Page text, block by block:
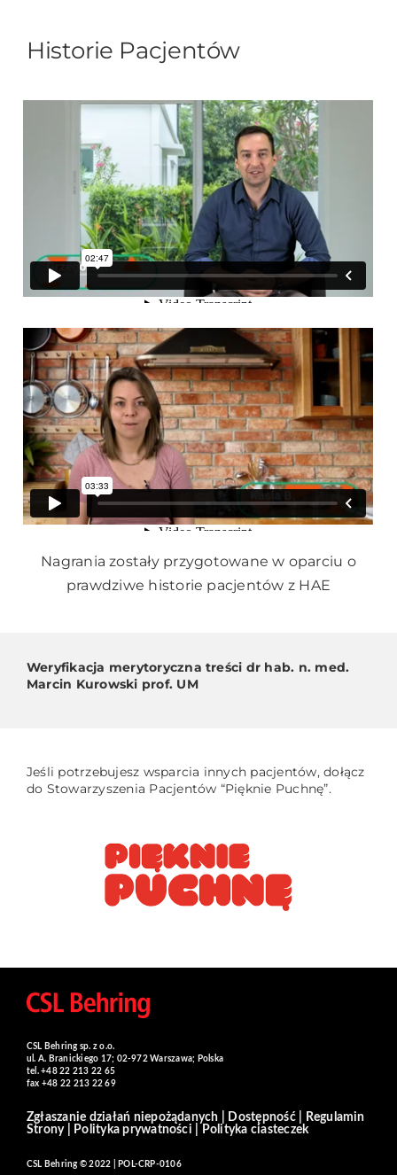
Historie Pacjentów
Nagrania zostały przygotowane w oparciu o
prawdziwe historie pacjentów z HAE
Weryfikacja merytoryczna treści dr hab. n. med.
Marcin Kurowski prof. UM
Jeśli potrzebujesz wsparcia innych pacjentów, dołącz
do Stowarzyszenia Pacjentów “Pięknie Puchnę”.
CSL Behring sp. z o.o.
ul. A. Branickiego 17; 02-972 Warszawa; Polska
tel. +48 22 213 22 65
fax +48 22 213 22 69
Zgłaszanie działań niepożądanych Dostępność|
Regulamin
Strony| Polityka prywatności Polityka ciasteczek
CSL Behring © 2022 | POL-CRP-0106